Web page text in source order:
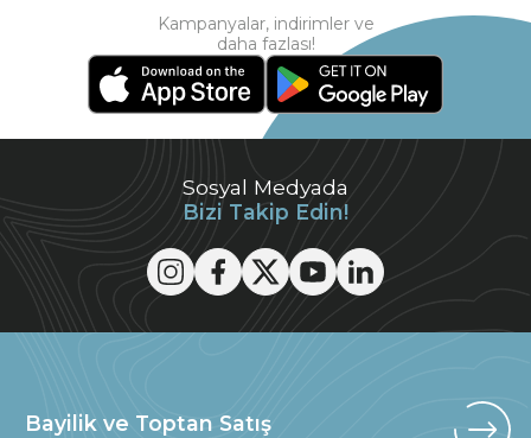
Sosyal Medyada
Bizi Takip Edin!
Kampanyalar, indirimler ve
daha fazlası!
Bayilik ve Toptan Satış